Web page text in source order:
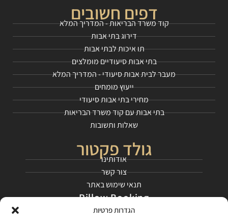
הגדרות פרטיות
דפים חשובים
קוד משרד הבריאות - המדריך המלא
דירוג בתי אבות
תו איכות לבתי אבות
בתי אבות סיעודיים מומלצים
מעבר לבית אבות סיעודי - המדריך המלא
ייעוץ מומחים
מחירי בתי אבות סיעודי
בתי אבות עם קוד משרד הבריאות
שאלות ותשובות
גולד פקטור
אודותינו
צור קשר
תנאי שימוש באתר
Pillow Booking